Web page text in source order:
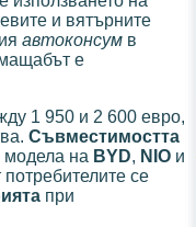
и вятърните
автоконсум в
е
1 950 и 2 600 евро,
Съвместимостта
на BYD, NIO и
се
при